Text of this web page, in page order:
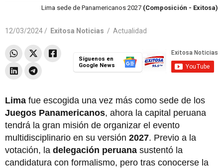
Lima sede de Panamericanos 2027 (Composición - Exitosa)
12/03/2024 / Exitosa Noticias / Actualidad
Síguenos en
Google News
Lima fue escogida una vez más como sede de los
Juegos Panamericanos, ahora la capital peruana
tendrá la gran misión de organizar el evento
multidisciplinario en su versión 2027. Previo a la
votación, la delegación peruana sustentó la
candidatura con formalismo, pero tras conocerse la